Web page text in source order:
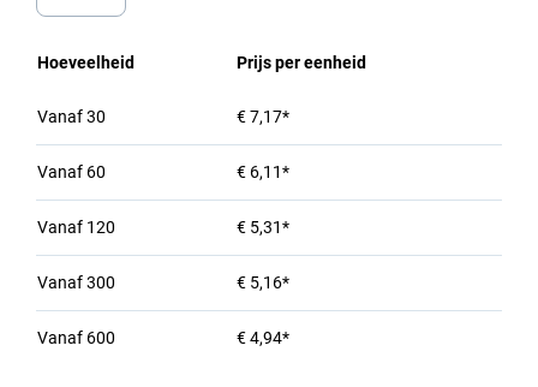
Hoeveelheid Prijs per eenheid
Vanaf30 € 7,17*
Vanaf 60 € 6,11*
Vanaf 120 € 5,31*
Vanaf300 € 5,16*
Vanaf 600 € 4,94*